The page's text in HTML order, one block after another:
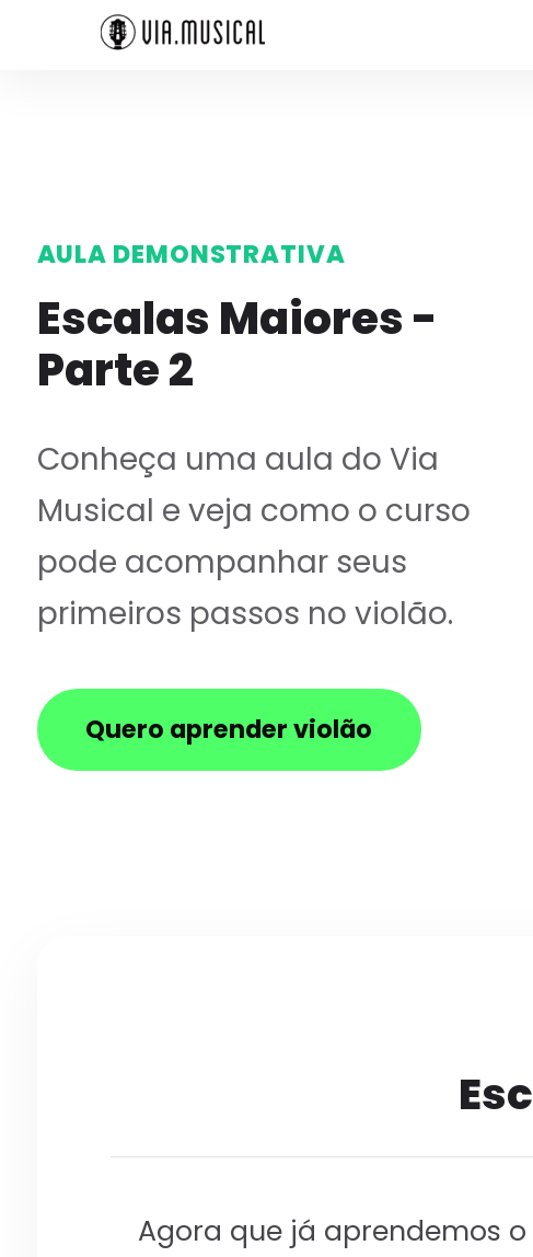
AULA DEMONSTRATIVA
Escalas Maiores -
Parte 2
Conheça uma aula do Via
Musical e veja como o curso
pode acompanhar seus
primeiros passos no violão.
Quero aprender violão
Agora que já aprendemos